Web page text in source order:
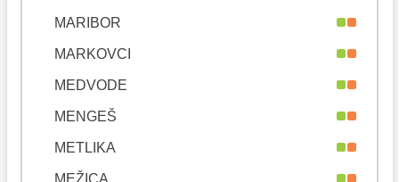
MARIBOR
MARKOVCI
MEDVODE
MENGEŠ
METLIKA
MEŽICA